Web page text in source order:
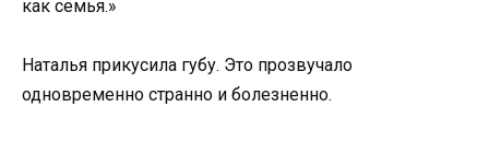
как семья.»
Наталья прикусила губу. Это прозвучало
одновременно странно и болезненно.